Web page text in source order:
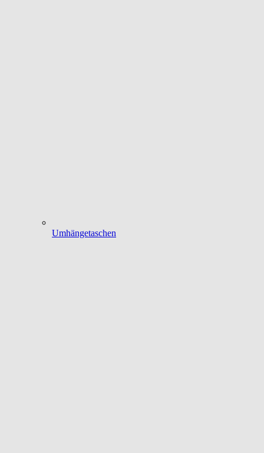
Umhängetaschen